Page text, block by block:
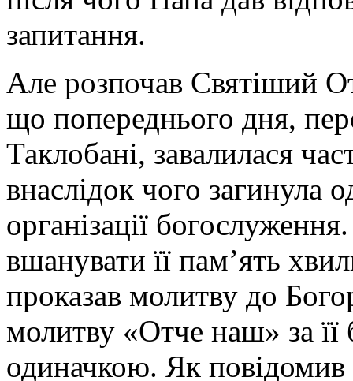
запитання.
Але розпочав Святіший
що попереднього дня,
Таклобані, завалилася
внаслідок чого загинула
організації
вшанувати її пам’ять
проказав молитву до
молитву «Отче наш» за її
одиначкою. Як повідомив